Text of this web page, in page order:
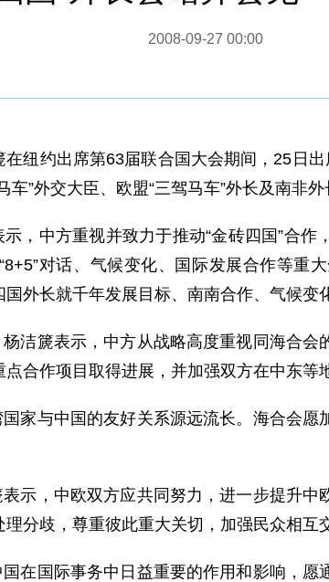
2008-09-27 00:00
约出席第63届联合国大会期间，25日出
”外交大臣、欧盟“三驾马车”外长及南非
中方重视并致力于推动“金砖四国”合作
对话、气候变化、国际发展合作等重
外长就千年发展目标、南南合作、气候变
篪表示，中方从战略高度重视同海合会
合作项目取得进展，并加强双方在中东等
与中国的友好关系源远流长。海合会愿
，中欧双方应共同努力，进一步提升中
分歧，尊重彼此重大关切，加强民众相互
国际事务中日益重要的作用和影响，愿